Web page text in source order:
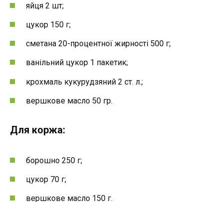
яйця 2 шт;
цукор 150 г;
сметана 20-процентної жирності 500 г;
ванільний цукор 1 пакетик;
крохмаль кукурудзяний 2 ст. л.;
вершкове масло 50 гр.
Для коржа:
борошно 250 г;
цукор 70 г;
вершкове масло 150 г.